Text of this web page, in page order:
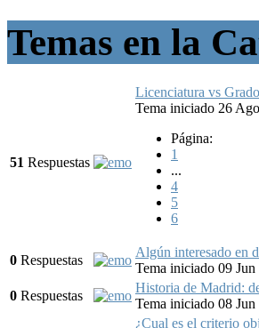
Temas en la
51 Respuestas
Licenciatura vs
Tema iniciado 26
Página:
1
...
4
5
6
0 Respuestas
Algún interesado en
Tema iniciado 09
0 Respuestas
Historia de Madrid:
Tema iniciado 08 Jun
¿Cual es el criterio